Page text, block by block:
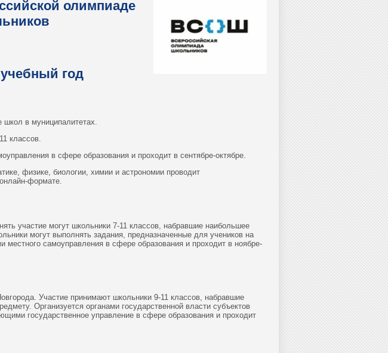
олимпиаде
учебный год
школ в муниципалитетах.
классов.
в сфере образования и проходит в сентябре-октябре.
физике, биологии, химии и астрономии проводит
формате.
участие могут школьники 7-11 классов, набравшие наибольшее
могут выполнять задания, предназначенные для учеников на
местного самоуправления в сфере образования и проходит в ноябре-
Участие принимают школьники 9-11 классов, набравшие
Организуется органами государственной власти субъектов
государственное управление в сфере образования и проходит